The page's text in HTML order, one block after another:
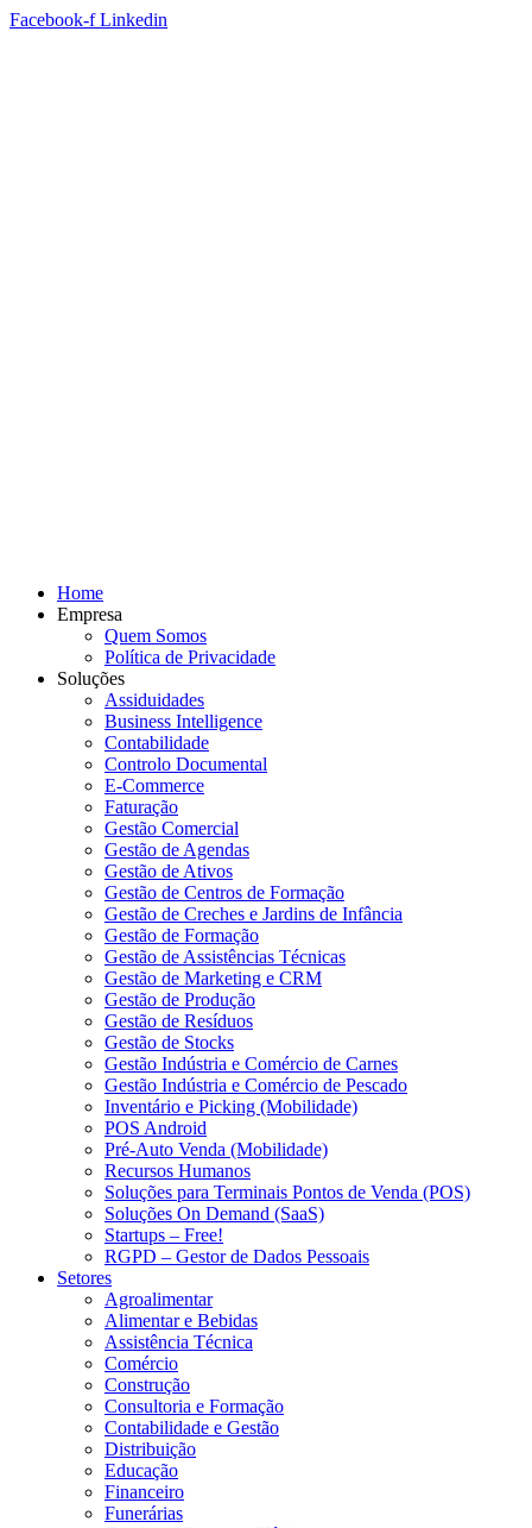
Facebook-f Linkedin
Home
Empresa
Quem Somos
Política de Privacidade
Soluções
Assiduidades
Business Intelligence
Contabilidade
Controlo Documental
E-Commerce
Faturação
Gestão Comercial
Gestão de Agendas
Gestão de Ativos
Gestão de Centros de Formação
Gestão de Creches e Jardins de Infância
Gestão de Formação
Gestão de Assistências Técnicas
Gestão de Marketing e CRM
Gestão de Produção
Gestão de Resíduos
Gestão de Stocks
Gestão Indústria e Comércio de Carnes
Gestão Indústria e Comércio de Pescado
Inventário e Picking (Mobilidade)
POS Android
Pré-Auto Venda (Mobilidade)
Recursos Humanos
Soluções para Terminais Pontos de Venda (POS)
Soluções On Demand (SaaS)
Startups – Free!
RGPD – Gestor de Dados Pessoais
Setores
Agroalimentar
Alimentar e Bebidas
Assistência Técnica
Comércio
Construção
Consultoria e Formação
Contabilidade e Gestão
Distribuição
Educação
Financeiro
Funerárias